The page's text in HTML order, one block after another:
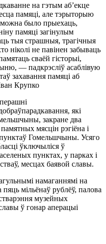
на гэтым аб’екце
памяці, але тэрыторыю
можна было прыехаць,
памяці загінулым
тыя страшныя, трагічныя
ніколі не павінен забываць
сваёй гісторыі,
— падкрэсліў асаблівую
захавання памяці аб
Крупко
які
закране два
мясцін рэгіёна і
Гомельшчыны. Усяго
ўключыліся ў
пунктах, у парках і
месцах баявой славы.
намаганнямі на
пяць мільёнаў рублёў, палова
музейных
ў гонар аперацыі